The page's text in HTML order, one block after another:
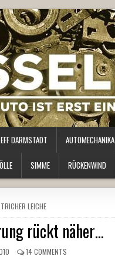
DARMSTADT AUTOMECHANIKA
SIMME RÜCKENWIND
LEICHE
rückt näher…
14 COMMENTS